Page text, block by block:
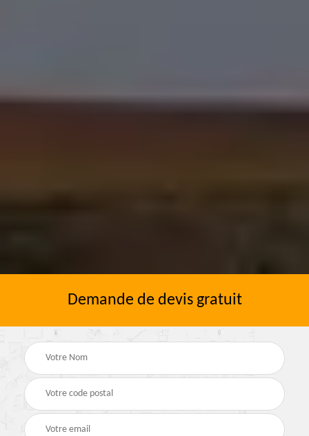
Demande de devis gratuit